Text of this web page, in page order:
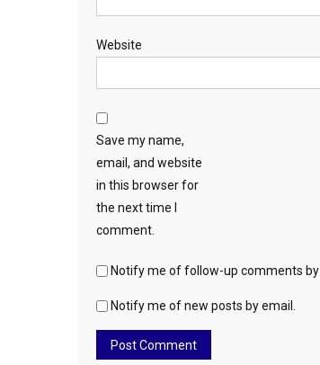
Website
Save my name,
email, and website
in this browser for
the next time I
comment.
Notify me of follow-up comments by
Notify me of new posts by email.